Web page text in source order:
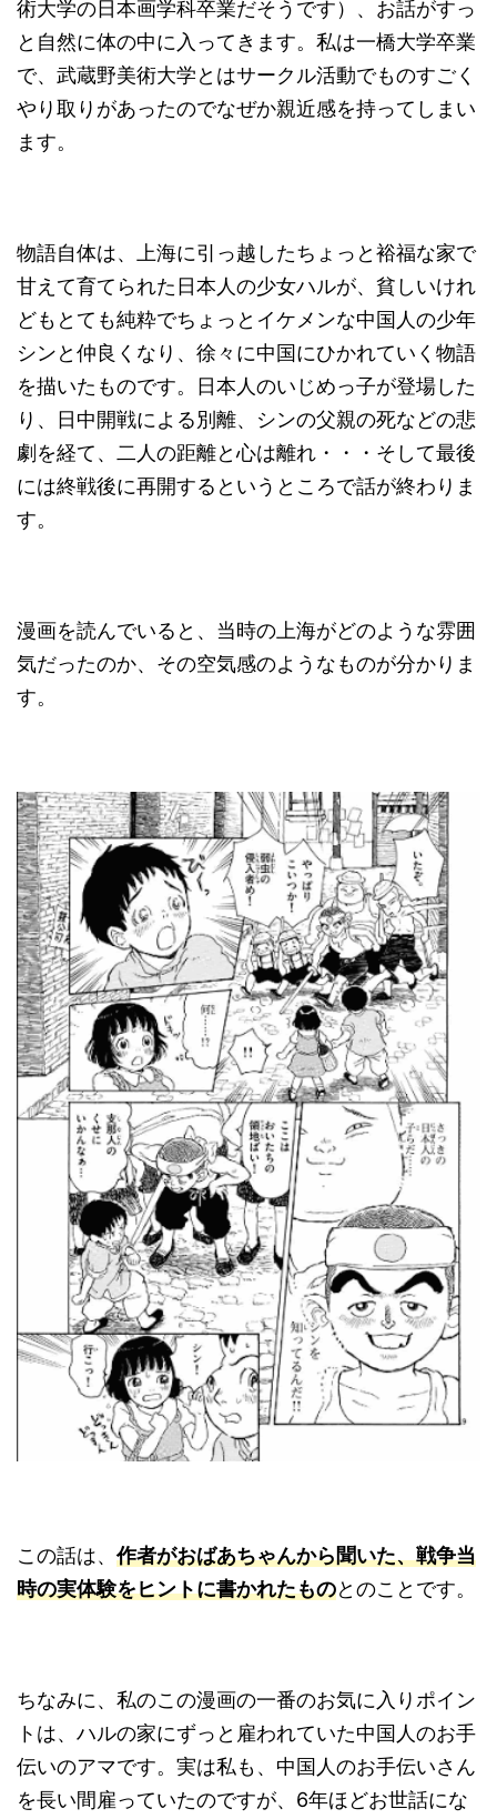
術大学の日本画学科卒業だそうです）、お話がすっ
と自然に体の中に入ってきます。私は一橋大学卒業
で、武蔵野美術大学とはサークル活動でものすごく
やり取りがあったのでなぜか親近感を持ってしまい
ます。
物語自体は、上海に引っ越したちょっと裕福な家で
甘えて育てられた日本人の少女ハルが、貧しいけれ
どもとても純粋でちょっとイケメンな中国人の少年
シンと仲良くなり、徐々に中国にひかれていく物語
を描いたものです。日本人のいじめっ子が登場した
り、日中開戦による別離、シンの父親の死などの悲
劇を経て、二人の距離と心は離れ・・・そして最後
には終戦後に再開するというところで話が終わりま
す。
漫画を読んでいると、当時の上海がどのような雰囲
気だったのか、その空気感のようなものが分かりま
す。
この話は、作者がおばあちゃんから聞いた、戦争当
時の実体験をヒントに書かれたものとのことです。
ちなみに、私のこの漫画の一番のお気に入りポイン
トは、ハルの家にずっと雇われていた中国人のお手
伝いのアマです。実は私も、中国人のお手伝いさん
を長い間雇っていたのですが、6年ほどお世話にな